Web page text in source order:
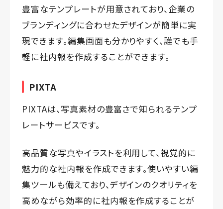
豊富なテンプレートが用意されており、企業の
ブランディングに合わせたデザインが簡単に実
現できます。編集画面も分かりやすく、誰でも手
軽に社内報を作成することができます。
PIXTA
PIXTAは、写真素材の豊富さで知られるテンプ
レートサービスです。
高品質な写真やイラストを利用して、視覚的に
魅力的な社内報を作成できます。使いやすい編
集ツールも備えており、デザインのクオリティを
高めながら効率的に社内報を作成することが